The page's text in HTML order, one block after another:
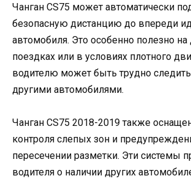
Чанган CS75 может автоматически
безопасную дистанцию до впереди
автомобиля. Это особенно полезно
поездках или в условиях плотного
водителю может быть трудно
другими автомобилями.
Чанган CS75 2018-2019 также
контроля слепых зон и
пересечении разметки. Эти системы
водителя о наличии других